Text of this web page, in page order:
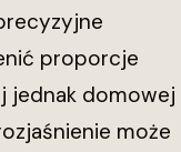
proporcje
jednak domowej
może